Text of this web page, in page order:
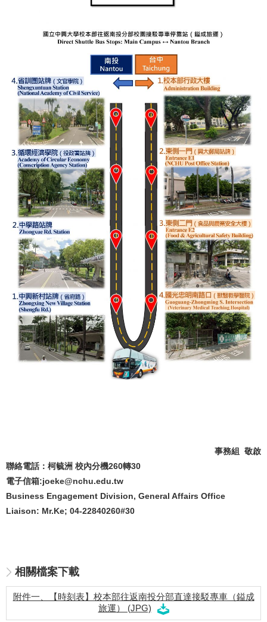
事務組 敬啟
聯絡電話：柯毓洲 校內分機260轉30
電子信箱:joeke@nchu.edu.tw
Business Engagement Division, General Affairs Office
Liaison: Mr.Ke; 04-22840260#30
相關檔案下載
附件一、【時刻表】校本部往返南投分部直達接駁專車（鎰成
旅運） (JPG)